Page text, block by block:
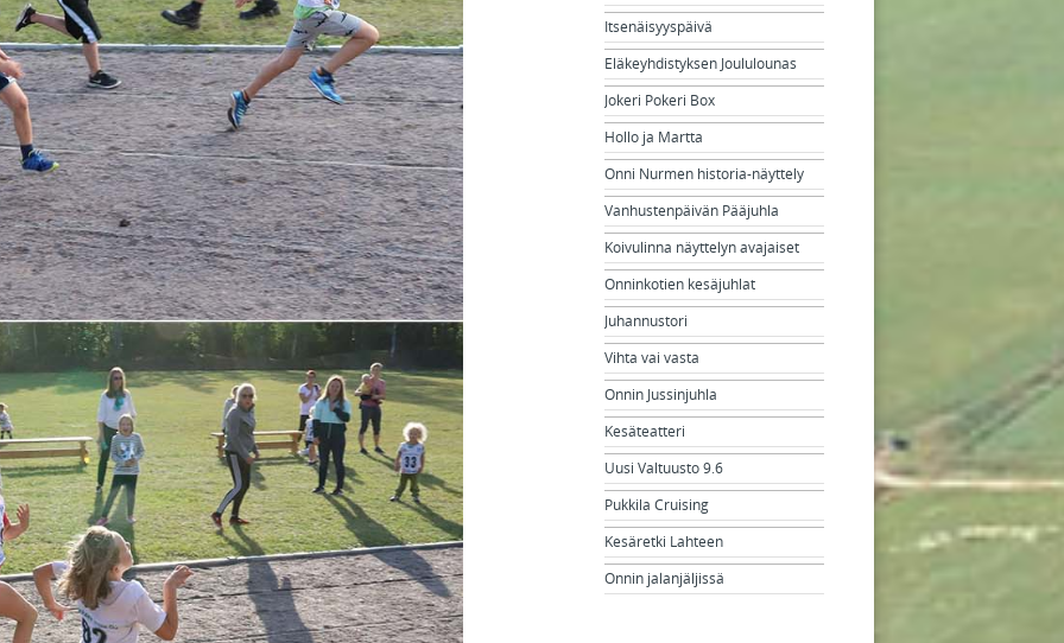
Itsenäisyyspäivä
Eläkeyhdistyksen Joululounas
Jokeri Pokeri Box
Hollo ja Martta
Onni Nurmen historia-näyttely
Vanhustenpäivän Pääjuhla
Koivulinna näyttelyn avajaiset
Onninkotien kesäjuhlat
Juhannustori
Vihta vai vasta
Onnin Jussinjuhla
Kesäteatteri
Uusi Valtuusto 9.6
Pukkila Cruising
Kesäretki Lahteen
Onnin jalanjäljissä